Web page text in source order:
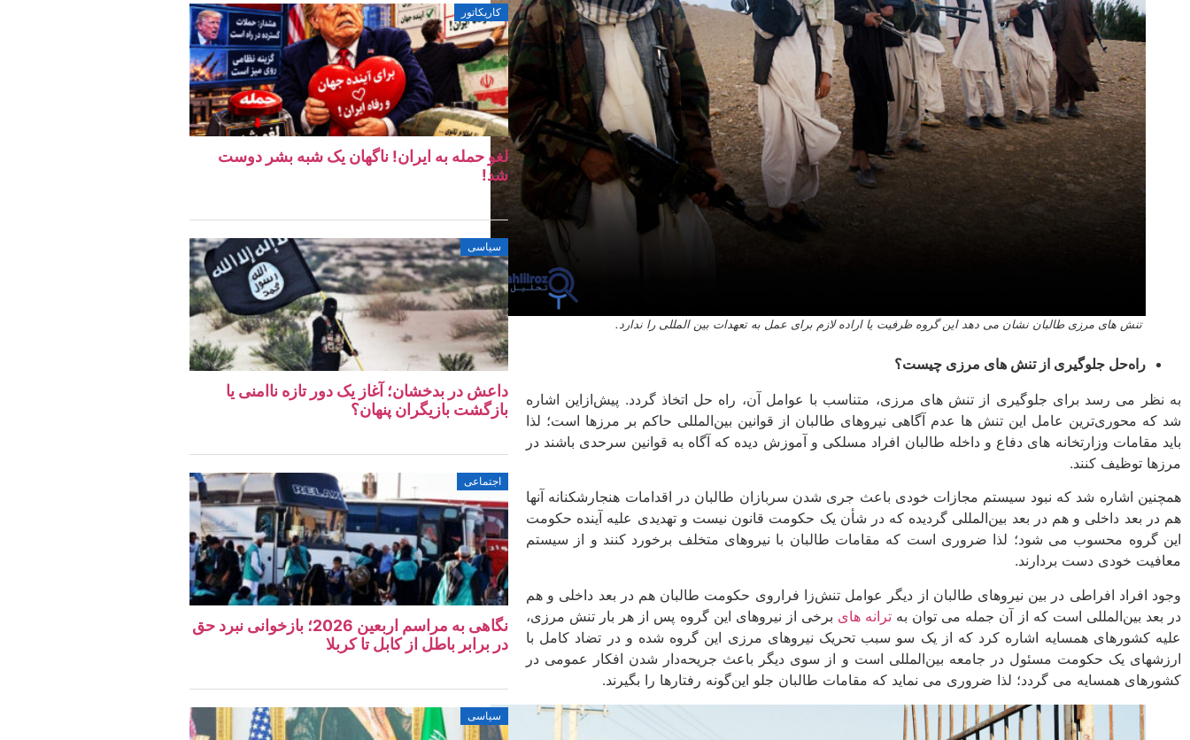
تنش ­های مرزی طالبان نشان می دهد این گروه ظرفیت یا اراده لازم برای عمل به تعهدات بین المللی را ندارد.
راه‌حل جلوگیری از تنش ­های مرزی چیست؟
به نظر می ­رسد برای جلوگیری از تنش ­های مرزی، متناسب با عوامل آن، راه ­حل اتخاذ گردد. پیش‌ازاین اشاره
شد که محوری‌ترین عامل این تنش ­ها عدم آگاهی نیروهای طالبان از قوانین بین‌المللی حاکم بر مرزها است؛ لذا
باید مقامات وزارتخانه ­های دفاع و داخله طالبان افراد مسلکی و آموزش ­دیده که آگاه به قوانین سرحدی باشند در
مرزها توظیف کنند.
همچنین اشاره شد که نبود سیستم مجازات خودی باعث جری شدن سربازان طالبان در اقدامات هنجارشکنانه آنها
هم در بعد داخلی و هم در بعد بین‌المللی گردیده که در شأن یک حکومت قانون نیست و تهدیدی علیه آینده حکومت
این گروه محسوب می­ شود؛ لذا ضروری است که مقامات طالبان با نیروهای متخلف برخورد کنند و از سیستم
معافیت خودی دست بردارند.
وجود افراد افراطی در بین نیروهای طالبان از دیگر عوامل تنش‌زا فراروی حکومت طالبان هم در بعد داخلی و هم
در بعد بین‌المللی است که از آن جمله می ­توان به ترانه ­های برخی از نیروهای این گروه پس از هر بار تنش مرزی،
علیه کشورهای همسایه اشاره کرد که از یک سو سبب تحریک نیروهای مرزی این گروه شده و در تضاد کامل با
ارزش­های یک حکومت مسئول در جامعه بین‌المللی است و از سوی دیگر باعث جریحه‌دار شدن افکار عمومی در
کشورهای همسایه می­ گردد؛ لذا ضروری می ­نماید که مقامات طالبان جلو این‌گونه رفتارها را بگیرند.
کاریکاتور
لغو حمله به ایران! ناگهان یک شبه بشر دوست
شد!
سیاسی
داعش در بدخشان؛ آغاز یک دور تازه ناامنی یا
بازگشت بازیگران پنهان؟
اجتماعی
نگاهی به مراسم اربعین 2026؛ بازخوانی نبرد حق
در برابر باطل از کابل تا کربلا
سیاسی